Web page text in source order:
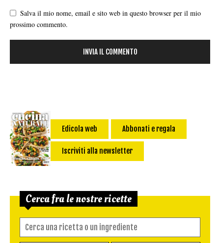
Salva il mio nome, email e sito web in questo browser per il mio
prossimo commento.
Edicola web Abbonati e regala
Iscriviti alla newsletter
Cerca fra le nostre ricette